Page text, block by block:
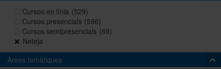
Cursos a mida
Cursos en línia (529)
Cursos presencials (596)
Cursos semipresencials (69)
Neteja
Àrees temàtiques